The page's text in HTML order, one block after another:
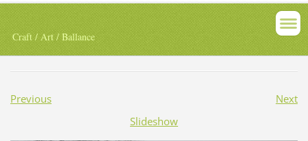
Craft / Art / Ballance
Previous
Next
Slideshow